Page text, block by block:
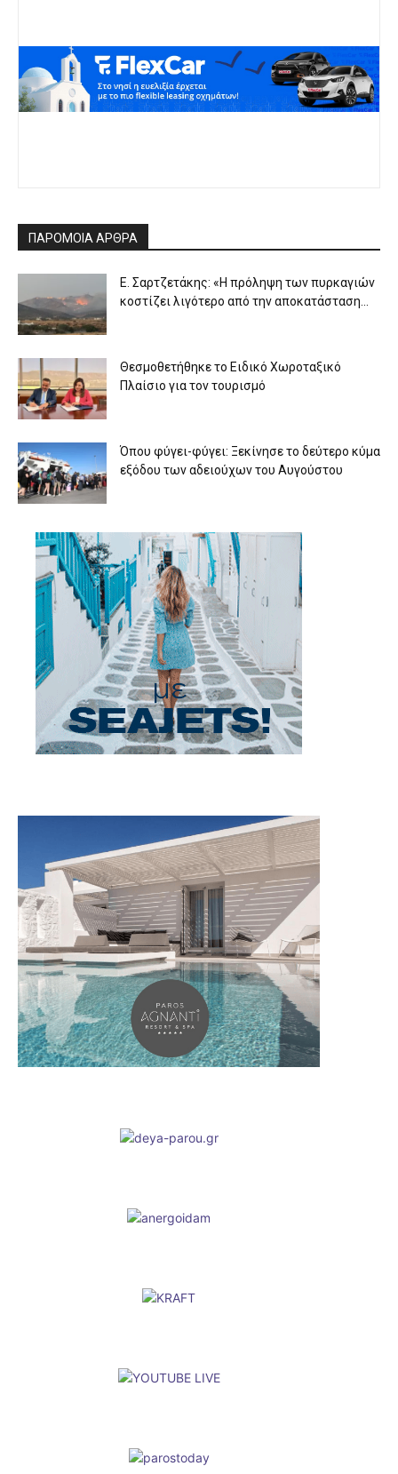
ΠΑΡΟΜΟΙΑ ΑΡΘΡΑ
Ε. Σαρτζετάκης: «Η πρόληψη των πυρκαγιών
κοστίζει λιγότερο από την αποκατάσταση...
Θεσμοθετήθηκε το Ειδικό Χωροταξικό
Πλαίσιο για τον τουρισμό
Όπου φύγει-φύγει: Ξεκίνησε το δεύτερο κύμα
εξόδου των αδειούχων του Αυγούστου